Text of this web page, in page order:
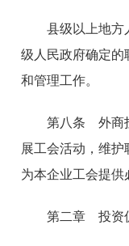
县级以上地方
级人民政府确定的
和管理工作。
第八条 外商
展工会活动，维
为本企业工会提供
第二章 投资